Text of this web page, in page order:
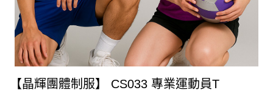
【晶輝團體制服】 CS033 專業運動員T